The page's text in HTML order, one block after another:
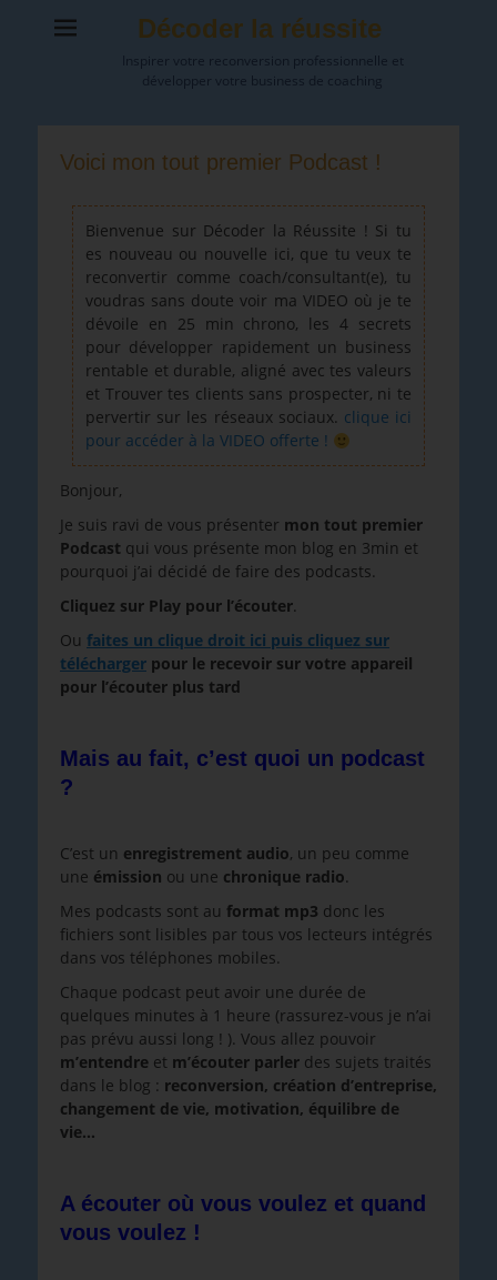
Décoder la réussite
Inspirer votre reconversion professionnelle et
développer votre business de coaching
Voici mon tout premier Podcast !
Bienvenue sur Décoder la Réussite ! Si tu
es nouveau ou nouvelle ici, que tu veux te
reconvertir comme coach/consultant(e), tu
voudras sans doute voir ma VIDEO où je te
dévoile en 25 min chrono, les 4 secrets
pour développer rapidement un business
rentable et durable, aligné avec tes valeurs
et Trouver tes clients sans prospecter, ni te
pervertir sur les réseaux sociaux. clique ici
pour accéder à la VIDEO offerte !
Bonjour,
Je suis ravi de vous présenter mon tout premier
Podcast qui vous présente mon blog en 3min et
pourquoi j’ai décidé de faire des podcasts.
Cliquez sur Play pour l’écouter.
Ou faites un clique droit ici puis cliquez sur
télécharger pour le recevoir sur votre appareil
pour l’écouter plus tard
Mais au fait, c’est quoi un podcast
?
C’est un enregistrement audio, un peu comme
une émission ou une chronique radio.
Mes podcasts sont au format mp3 donc les
fichiers sont lisibles par tous vos lecteurs intégrés
dans vos téléphones mobiles.
Chaque podcast peut avoir une durée de
quelques minutes à 1 heure (rassurez-vous je n’ai
pas prévu aussi long ! ). Vous allez pouvoir
m’entendre et m’écouter parler des sujets traités
dans le blog : reconversion, création d’entreprise,
changement de vie, motivation, équilibre de
vie…
A écouter où vous voulez et quand
vous voulez !